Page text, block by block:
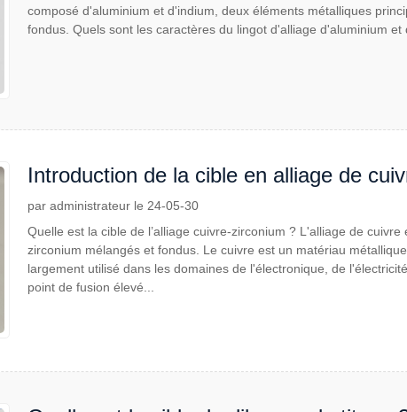
composé d'aluminium et d'indium, deux éléments métalliques
fondus. Quels sont les caractères du lingot d'alliage d'aluminium
Introduction de la cible en alliage de
par administrateur le 24-05-30
Quelle est la cible de l’alliage cuivre-zirconium ? L'alliage de
zirconium mélangés et fondus. Le cuivre est un matériau
largement utilisé dans les domaines de l'électronique, de
point de fusion élevé...